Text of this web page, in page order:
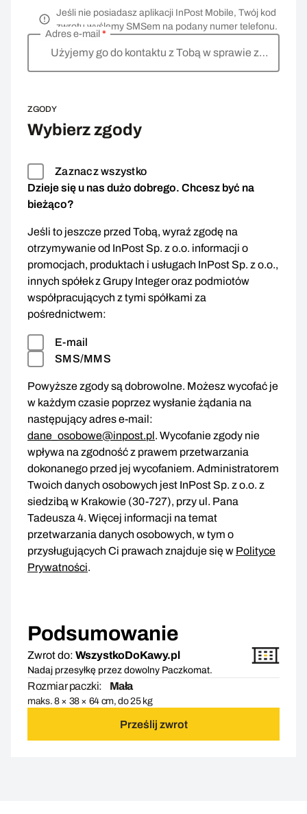
Jeśli nie posiadasz aplikacji InPost Mobile, Twój kod
zwrotu wyślemy SMSem na podany numer telefonu.
Użyjemy go do kontaktu z Tobą w sprawie zwrotu
Adres e-mail *
ZGODY
Wybierz zgody
Zaznacz wszystko
Dzieje się u nas dużo dobrego. Chcesz być na
bieżąco?
Jeśli to jeszcze przed Tobą, wyraź zgodę na
otrzymywanie od InPost Sp. z o.o. informacji o
promocjach, produktach i usługach InPost Sp. z o.o.,
innych spółek z Grupy Integer oraz podmiotów
współpracujących z tymi spółkami za
pośrednictwem:
E-mail
SMS/MMS
Powyższe zgody są dobrowolne. Możesz wycofać je
w każdym czasie poprzez wysłanie żądania na
następujący adres e-mail:
dane_osobowe@inpost.pl. Wycofanie zgody nie
wpływa na zgodność z prawem przetwarzania
dokonanego przed jej wycofaniem. Administratorem
Twoich danych osobowych jest InPost Sp. z o.o. z
siedzibą w Krakowie (30-727), przy ul. Pana
Tadeusza 4. Więcej informacji na temat
przetwarzania danych osobowych, w tym o
przysługujących Ci prawach znajduje się w Polityce
Prywatności.
Podsumowanie
Zwrot do: WszystkoDoKawy.pl
Nadaj przesyłkę przez dowolny Paczkomat.
Rozmiar paczki: Mała
maks. 8 × 38 × 64 cm, do 25 kg
Prześlij zwrot